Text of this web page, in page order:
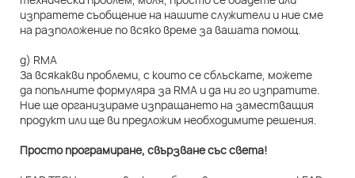
изпратете съобщение на нашите служители и ние сме
на разположение по всяко време за вашата помощ.
д) RMA
За всякакви проблеми, с които се сблъскате, можете
да попълните формуляра за RMA и да ни го изпратите.
Ние ще организираме изпращането на заместващия
продукт или ще ви предложим необходимите решения.
Просто програмиране, свързване със света!